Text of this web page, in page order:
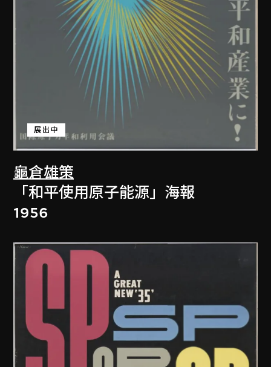
龜倉雄策
展出中
「和平使用原子能源」海報
1956